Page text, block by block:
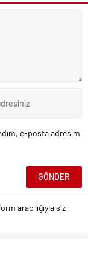
e-posta adresim
aracılığıyla siz